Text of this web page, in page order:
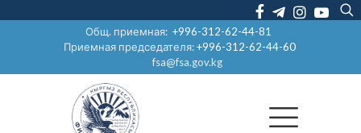
Общ. приемная:+996-312-62-44-81
Приемная председателя:+996-312-62-44-60
fsa@fsa.gov.kg